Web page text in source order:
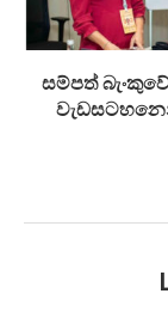
සම්පත්